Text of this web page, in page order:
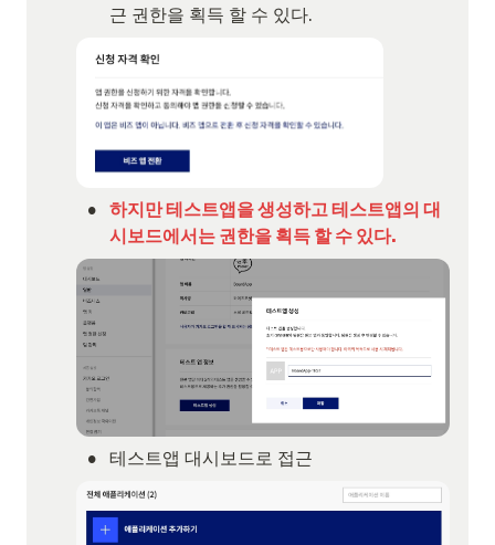
근 권한을 획득 할 수 있다.
•
하지만 테스트앱을 생성하고 테스트앱의 대
시보드에서는 권한을 획득 할 수 있다.
• 테스트앱 대시보드로 접근